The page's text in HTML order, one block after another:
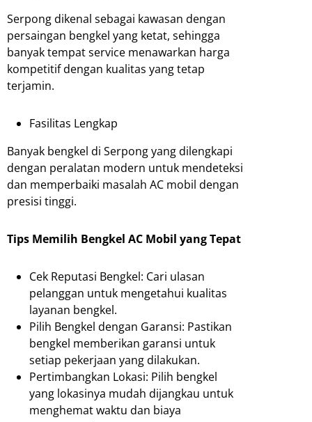
Serpong dikenal sebagai kawasan dengan
persaingan bengkel yang ketat, sehingga
banyak tempat service menawarkan harga
kompetitif dengan kualitas yang tetap
terjamin.
Fasilitas Lengkap
Banyak bengkel di Serpong yang dilengkapi
dengan peralatan modern untuk mendeteksi
dan memperbaiki masalah AC mobil dengan
presisi tinggi.
Tips Memilih Bengkel AC Mobil yang Tepat
Cek Reputasi Bengkel: Cari ulasan
pelanggan untuk mengetahui kualitas
layanan bengkel.
Pilih Bengkel dengan Garansi: Pastikan
bengkel memberikan garansi untuk
setiap pekerjaan yang dilakukan.
Pertimbangkan Lokasi: Pilih bengkel
yang lokasinya mudah dijangkau untuk
menghemat waktu dan biaya